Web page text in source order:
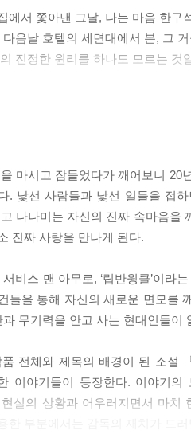
에서 쫓아낸 그날, 나는 마음 한
다음날 호텔의 세면대에서 본, 그
진정한 원리를 하나도 모르는 것
보고 계시다면 이 어리석고 불
은 마치 립반윙클과 같은 하루
면 어떡하지? 과연 어떤 세상일
럽게 키스를 했다. 사랑을 형태
행복으로 가득 차 있어. 모든 사
우산을 준 적도 있어. 하지만
하며 그런 걸 보지 않은 척하는 거
마시고 잠들었다가 깨어보니
. 낯선 사람들과 낯선 일들을 접
나나미는 자신의 진짜 속마음을
진짜 사랑을 만나게 된다.
비스 맨 아무로, ‘립반윙클’이라
들을 통해 자신의 새로운 면모를
무기력을 안고 사는 현대인들이
전체와 제목의 배경이 된 소설
이야기들이 등장한다. 이야기의
실의 상황과 어우러지면서 마